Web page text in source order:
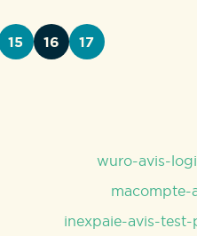
15 16 17